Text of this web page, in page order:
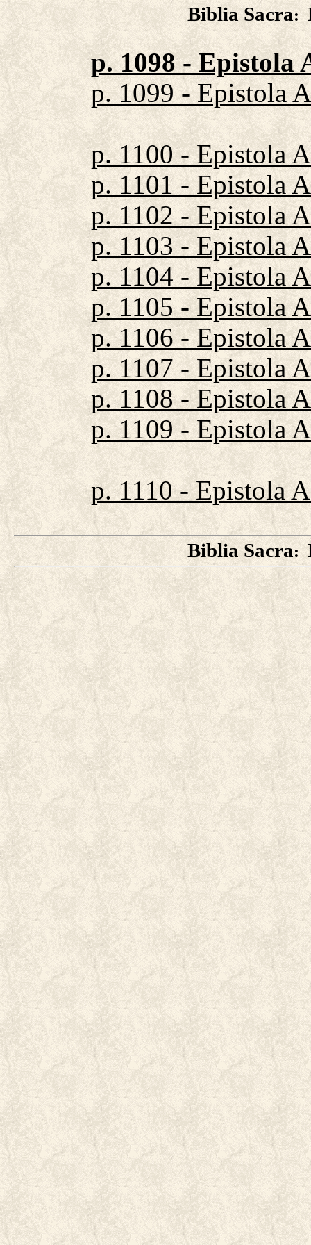
Biblia Sacra:
p. 1098 - Epistola
p. 1099 - Epistola
p. 1100 - Epistola
p. 1101 - Epistola
p. 1102 - Epistola
p. 1103 - Epistola
p. 1104 - Epistola
p. 1105 - Epistola
p. 1106 - Epistola
p. 1107 - Epistola
p. 1108 - Epistola
p. 1109 - Epistola
p. 1110 - Epistola
Biblia Sacra: